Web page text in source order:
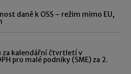
daně k OSS – režim mimo EU,
za kalendářní čtvrtletí v
pro malé podniky (SME) za 2.